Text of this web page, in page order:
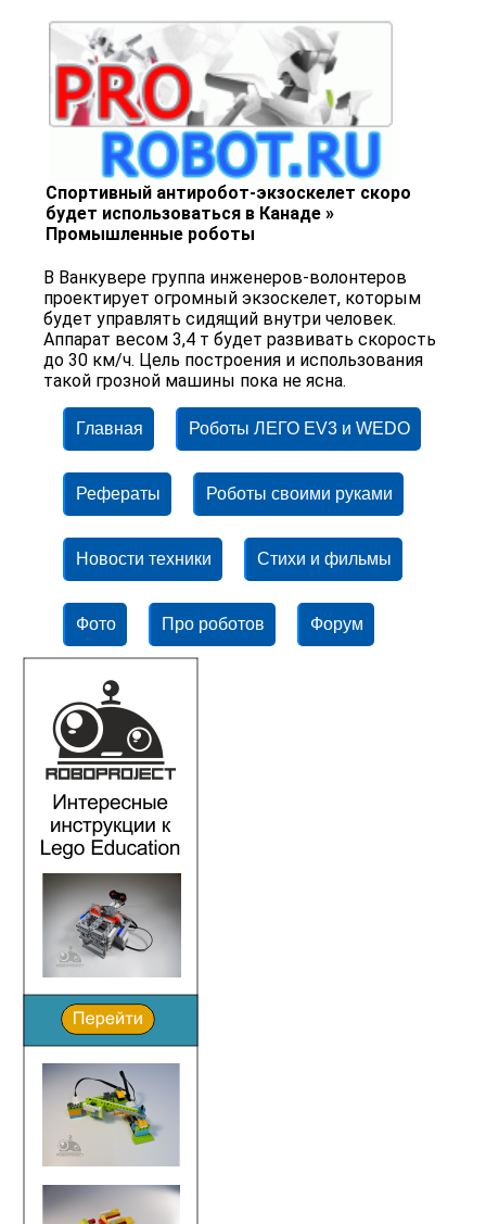
Спортивный антиробот-экзоскелет скоро
будет использоваться в Канаде »
Промышленные роботы
В Ванкувере группа инженеров-волонтеров
проектирует огромный экзоскелет, которым
будет управлять сидящий внутри человек.
Аппарат весом 3,4 т будет развивать скорость
до 30 км/ч. Цель построения и использования
такой грозной машины пока не ясна.
Главная Роботы ЛЕГО EV3 и WEDO
Рефераты Роботы своими руками
Новости техники Стихи и фильмы
Фото Про роботов Форум